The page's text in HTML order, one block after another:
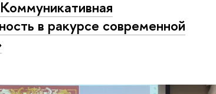
в ракурсе современной